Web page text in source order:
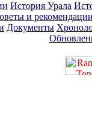
История Урала
и
Документы